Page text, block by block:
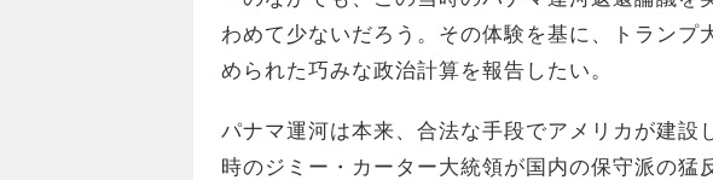
わめて少ないだろう。その体験を基に、トランプ
められた巧みな政治計算を報告したい。
パナマ運河は本来、合法な手段でアメリカが建設
時のジミー・カーター大統領が国内の保守派の猛